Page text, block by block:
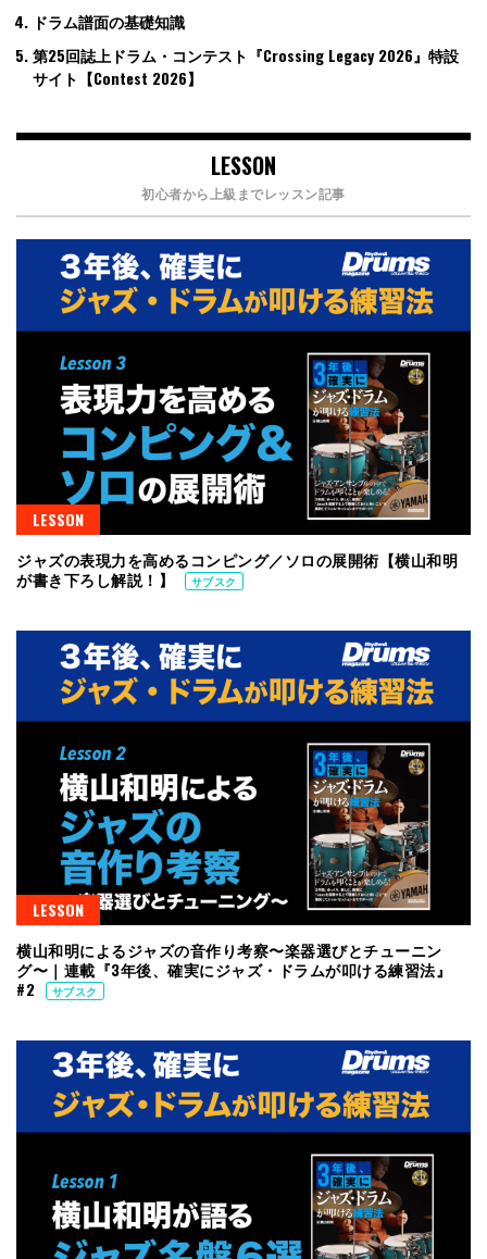
ドラム譜面の基礎知識
第25回誌上ドラム・コンテスト『Crossing Legacy 2026』特設
サイト【Contest 2026】
LESSON
初心者から上級までレッスン記事
LESSON
ジャズの表現力を高めるコンピング／ソロの展開術【横山和明
が書き下ろし解説！】
サブスク
LESSON
横山和明によるジャズの音作り考察〜楽器選びとチューニン
グ〜｜連載『3年後、確実にジャズ・ドラムが叩ける練習法』
#2
サブスク